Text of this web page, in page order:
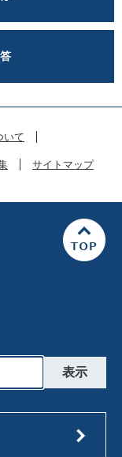
いて
サイトマップ